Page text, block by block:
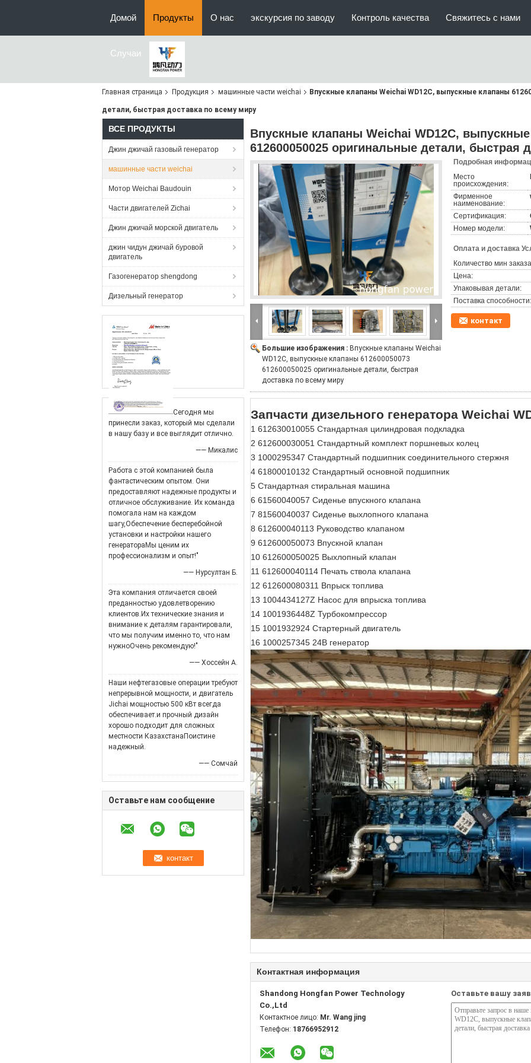
Домой Продукты О нас экскурсия по заводу Контроль качества Свяжитесь с нами
Случаи
Главная страница Продукция машинные части weichai Впускные клапаны Weichai WD12C, выпускные клапаны
детали, быстрая доставка по всему миру
ВСЕ ПРОДУКТЫ
Джин джичай газовый генератор
машинные части weichai
Мотор Weichai Baudouin
Части двигателей Zichai
Джин джичай морской двигатель
джин чидун джичай буровой
двигатель
Газогенератор shengdong
Дизельный генератор
Сегодня мы
принесли заказ, который мы сделали
в нашу базу и все выглядит отлично.
—— Микалис
Работа с этой компанией была
фантастическим опытом. Они
предоставляют надежные продукты и
отличное обслуживание. Их команда
помогала нам на каждом
шагу,Обеспечение бесперебойной
установки и настройки нашего
генератораМы ценим их
профессионализм и опыт!"
—— Нурсултан Б.
Эта компания отличается своей
преданностью удовлетворению
клиентов.Их технические знания и
внимание к деталям гарантировали,
что мы получим именно то, что нам
нужноОчень рекомендую!"
—— Хоссейн А.
Наши нефтегазовые операции требуют
непрерывной мощности, и двигатель
Jichai мощностью 500 кВт всегда
обеспечивает.и прочный дизайн
хорошо подходит для сложных
местности КазахстанаПоистине
надежный.
—— Сомчай
Оставьте нам сообщение
Впускные клапаны Weichai WD12C,
612600050025 оригинальные детали, быстрая
Большие изображения : Впускные клапаны Weichai
WD12C, выпускные клапаны 612600050073
612600050025 оригинальные детали, быстрая
доставка по всему миру
Подробная
Место
происхождения:
Фирменное
наименование:
Сертификация:
Номер модели:
Оплата и доставка
Количество мин
Цена:
Упаковывая детали:
Поставка способности:
контакт
Запчасти дизельного генератора Weichai
1 612630010055 Стандартная цилиндровая подкладка
2 612600030051 Стандартный комплект поршневых колец
3 1000295347 Стандартный подшипник соединительного стержня
4 61800010132 Стандартный основной подшипник
5 Стандартная стиральная машина
6 61560040057 Сиденье впускного клапана
7 81560040037 Сиденье выхлопного клапана
8 612600040113 Руководство клапаном
9 612600050073 Впускной клапан
10 612600050025 Выхлопный клапан
11 612600040114 Печать ствола клапана
12 612600080311 Впрыск топлива
13 1004434127Z Насос для впрыска топлива
14 1001936448Z Турбокомпрессор
15 1001932924 Стартерный двигатель
16 1000257345 24В генератор
Контактная информация
Shandong Hongfan Power Technology
Co.,Ltd
Контактное лицо: Mr. Wang jing
Телефон: 18766952912
Оставьте вашу